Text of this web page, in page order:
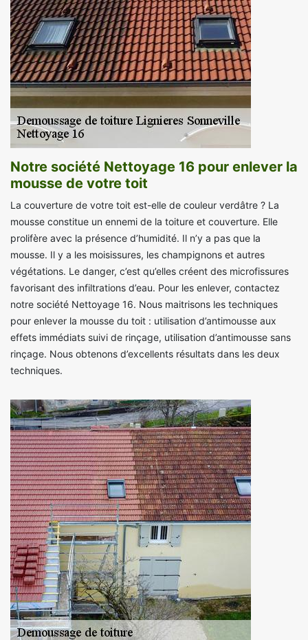
Notre société Nettoyage 16 pour enlever la
mousse de votre toit
La couverture de votre toit est-elle de couleur verdâtre ? La
mousse constitue un ennemi de la toiture et couverture. Elle
prolifère avec la présence d’humidité. Il n’y a pas que la
mousse. Il y a les moisissures, les champignons et autres
végétations. Le danger, c’est qu’elles créent des microfissures
favorisant des infiltrations d’eau. Pour les enlever, contactez
notre société Nettoyage 16. Nous maitrisons les techniques
pour enlever la mousse du toit : utilisation d’antimousse aux
effets immédiats suivi de rinçage, utilisation d’antimousse sans
rinçage. Nous obtenons d’excellents résultats dans les deux
techniques.